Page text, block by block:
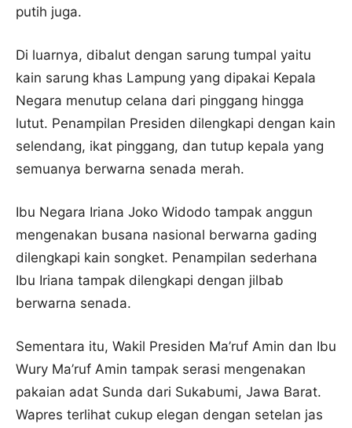
putih juga.
Di luarnya, dibalut dengan sarung tumpal yaitu
kain sarung khas Lampung yang dipakai Kepala
Negara menutup celana dari pinggang hingga
lutut. Penampilan Presiden dilengkapi dengan kain
selendang, ikat pinggang, dan tutup kepala yang
semuanya berwarna senada merah.
Ibu Negara Iriana Joko Widodo tampak anggun
mengenakan busana nasional berwarna gading
dilengkapi kain songket. Penampilan sederhana
Ibu Iriana tampak dilengkapi dengan jilbab
berwarna senada.
Sementara itu, Wakil Presiden Ma’ruf Amin dan Ibu
Wury Ma’ruf Amin tampak serasi mengenakan
pakaian adat Sunda dari Sukabumi, Jawa Barat.
Wapres terlihat cukup elegan dengan setelan jas